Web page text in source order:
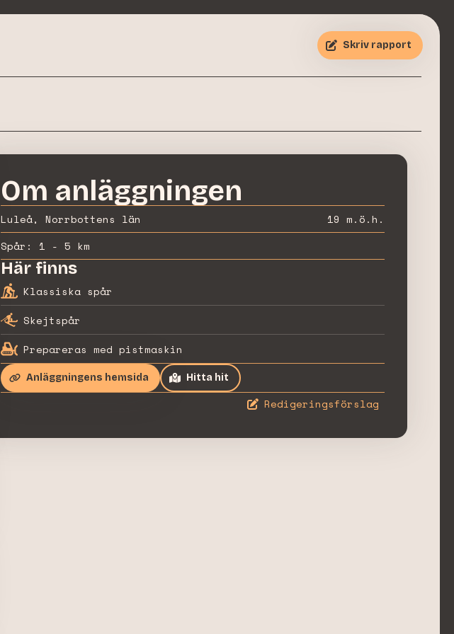
Skriv rapport
Om anläggningen
Luleå, Norrbottens län 19 m.ö.h.
Spår: 1 - 5 km
Här finns
Klassiska spår
Skejtspår
Prepareras med pistmaskin
Anläggningens hemsida Hitta hit
Redigeringsförslag